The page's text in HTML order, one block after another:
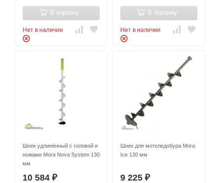
В корзину
Нет в наличии
В корзину
Нет в наличии
Шнек удлинённый с головой и
ножами Mora Nova System 130
мм
10 584 ₽
Шнек для мотоледобура Mora
Ice 130 мм
9 225 ₽